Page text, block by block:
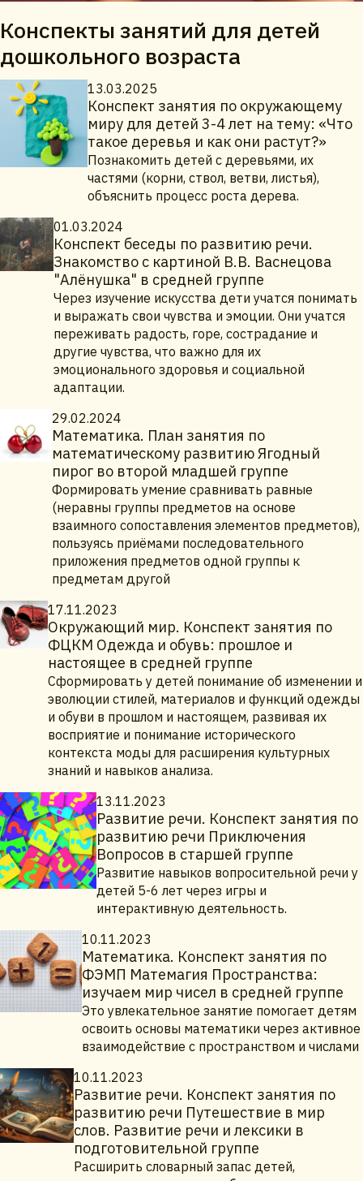
Конспекты занятий для детей
дошкольного возраста
13.03.2025
Конспект занятия по окружающему
миру для детей 3-4 лет на тему: «Что
такое деревья и как они растут?»
Познакомить детей с деревьями, их
частями (корни, ствол, ветви, листья),
объяснить процесс роста дерева.
01.03.2024
Конспект беседы по развитию речи.
Знакомство с картиной В.В. Васнецова
"Алёнушка" в средней группе
Через изучение искусства дети учатся понимать
и выражать свои чувства и эмоции. Они учатся
переживать радость, горе, сострадание и
другие чувства, что важно для их
эмоционального здоровья и социальной
адаптации.
29.02.2024
Математика. План занятия по
математическому развитию Ягодный
пирог во второй младшей группе
Формировать умение сравнивать равные
(неравны группы предметов на основе
взаимного сопоставления элементов предметов),
пользуясь приёмами последовательного
приложения предметов одной группы к
предметам другой
17.11.2023
Окружающий мир. Конспект занятия по
ФЦКМ Одежда и обувь: прошлое и
настоящее в средней группе
Сформировать у детей понимание об изменении и
эволюции стилей, материалов и функций одежды
и обуви в прошлом и настоящем, развивая их
восприятие и понимание исторического
контекста моды для расширения культурных
знаний и навыков анализа.
13.11.2023
Развитие речи. Конспект занятия по
развитию речи Приключения
Вопросов в старшей группе
Развитие навыков вопросительной речи у
детей 5-6 лет через игры и
интерактивную деятельность.
10.11.2023
Математика. Конспект занятия по
ФЭМП Матемагия Пространства:
изучаем мир чисел в средней группе
Это увлекательное занятие помогает детям
освоить основы математики через активное
взаимодействие с пространством и числами
10.11.2023
Развитие речи. Конспект занятия по
развитию речи Путешествие в мир
слов. Развитие речи и лексики в
подготовительной группе
Расширить словарный запас детей,